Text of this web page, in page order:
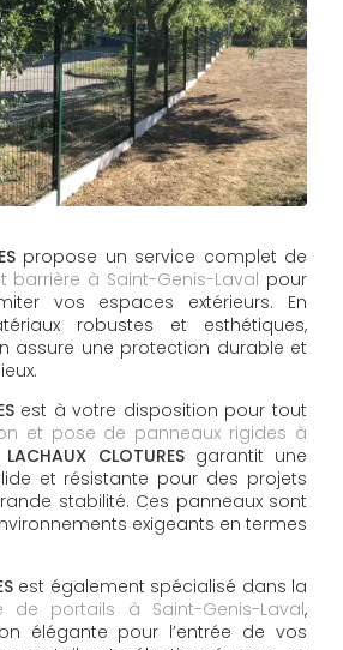
propose un service complet de
barrière à Saint-Genis-Laval pour
vos espaces extérieurs. En
robustes et esthétiques,
assure une protection durable et
est à votre disposition pour tout
et pose de panneaux rigides à
LACHAUX CLOTURESgarantit une
et résistante pour des projets
stabilité. Ces panneaux sont
exigeants en termes
est également spécialisé dans la
portails à Saint-Genis-Laval,
élégante pour l’entrée de vos